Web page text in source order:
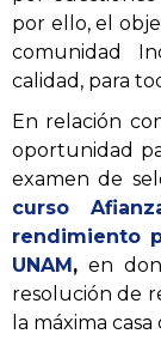
por ello, el
comunidad
calidad, para
En relación
oportunidad
examen de
curso
rendimiento
UNAM, en
resolución de
la máxima